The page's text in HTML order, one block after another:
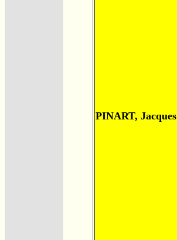
PINART, Jacques